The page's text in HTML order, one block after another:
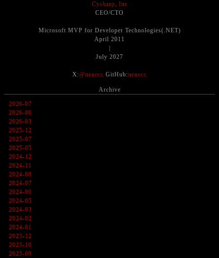
Cysharp, Inc
CEO/CTO
Microsoft MVP for Developer Technologies(.NET)
April 2011
July 2027
X:@neuecc GitHub:neuecc
Archive
2026-07
2026-06
2026-03
2025-12
2025-07
2025-05
2024-12
2024-11
2024-08
2024-07
2024-06
2024-05
2024-03
2024-02
2024-01
2023-12
2023-10
2023-09